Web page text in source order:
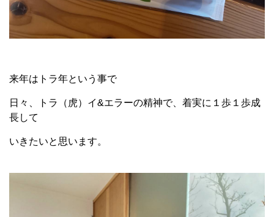
来年はトラ年という事で
日々、トラ（虎）イ&エラーの精神で、着実に１歩１歩成
長して
いきたいと思います。